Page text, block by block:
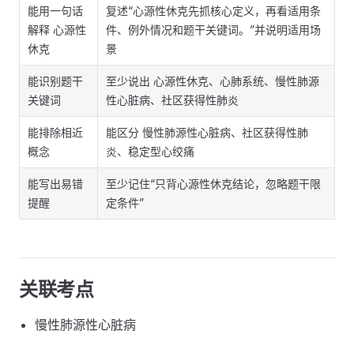
能用一句话
解释 心源性
休克
复述“心源性休克先抓核心定义，再看适用条
件、例外情况和题干关键词。”并说明适用场
景
能识别题干
关键词
至少说出 心源性休克、心肺系统、慢性肺源
性心脏病、社区获得性肺炎
能排除相近
概念
能区分 慢性肺源性心脏病、社区获得性肺
炎、稳定型心绞痛
能写出易错
提醒
至少记住“只背心源性休克结论，忽略题干限
定条件”
关联考点
慢性肺源性心脏病